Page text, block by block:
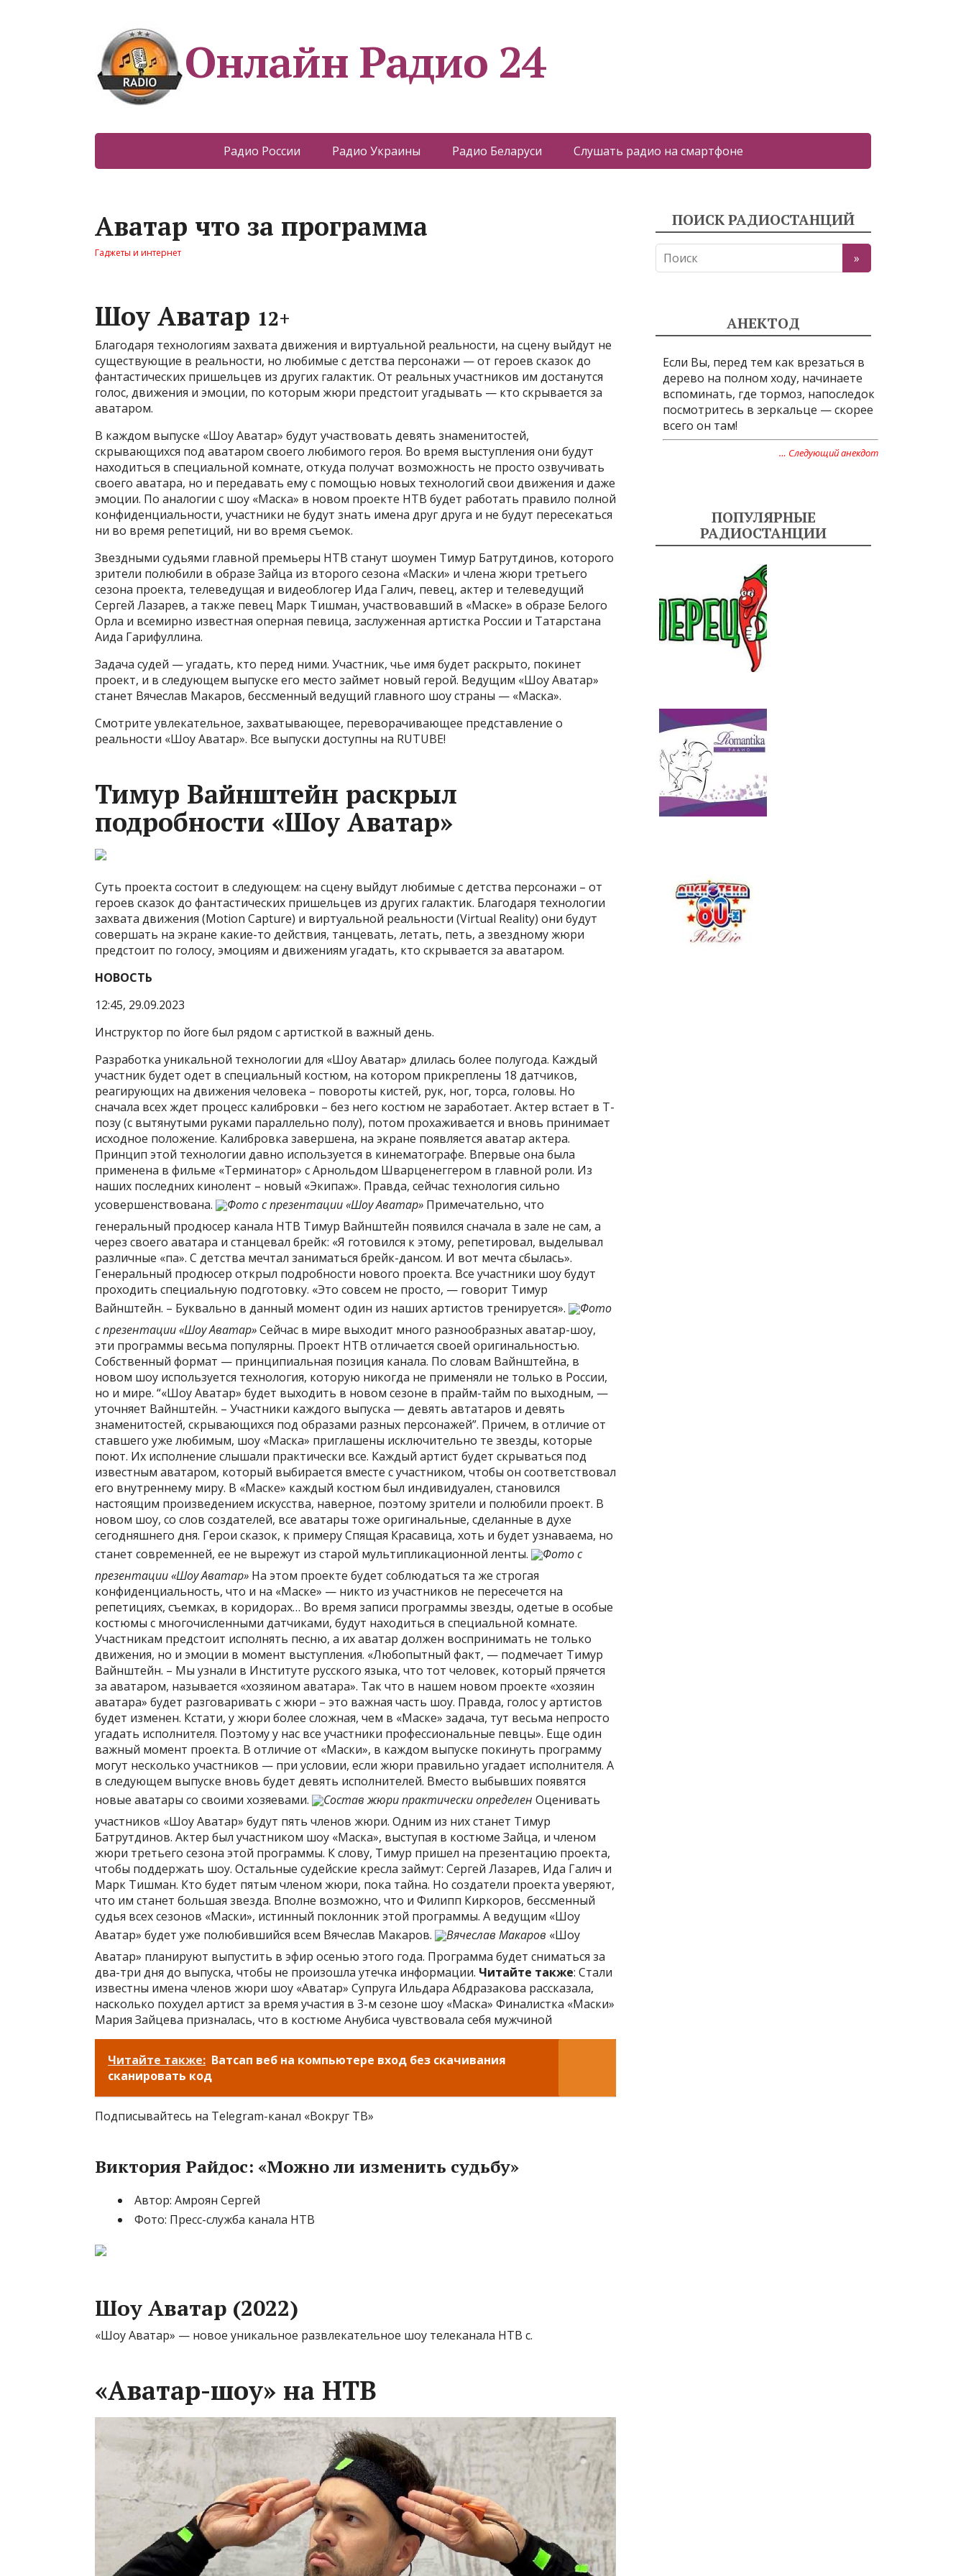
Онлайн Радио 24
Радио России Радио Украины Радио Беларуси Слушать радио на смартфоне
Аватар что за программа
Гаджеты и интернет
Шоу Аватар 12+
Благодаря технологиям захвата движения и виртуальной реальности, на сцену выйдут не
существующие в реальности, но любимые с детства персонажи — от героев сказок до
фантастических пришельцев из других галактик. От реальных участников им достанутся
голос, движения и эмоции, по которым жюри предстоит угадывать — кто скрывается за
аватаром.
В каждом выпуске «Шоу Аватар» будут участвовать девять знаменитостей,
скрывающихся под аватаром своего любимого героя. Во время выступления они будут
находиться в специальной комнате, откуда получат возможность не просто озвучивать
своего аватара, но и передавать ему с помощью новых технологий свои движения и даже
эмоции. По аналогии с шоу «Маска» в новом проекте НТВ будет работать правило полной
конфиденциальности, участники не будут знать имена друг друга и не будут пересекаться
ни во время репетиций, ни во время съемок.
Звездными судьями главной премьеры НТВ станут шоумен Тимур Батрутдинов, которого
зрители полюбили в образе Зайца из второго сезона «Маски» и члена жюри третьего
сезона проекта, телеведущая и видеоблогер Ида Галич, певец, актер и телеведущий
Сергей Лазарев, а также певец Марк Тишман, участвовавший в «Маске» в образе Белого
Орла и всемирно известная оперная певица, заслуженная артистка России и Татарстана
Аида Гарифуллина.
Задача судей — угадать, кто перед ними. Участник, чье имя будет раскрыто, покинет
проект, и в следующем выпуске его место займет новый герой. Ведущим «Шоу Аватар»
станет Вячеслав Макаров, бессменный ведущий главного шоу страны — «Маска».
Смотрите увлекательное, захватывающее, переворачивающее представление о
реальности «Шоу Аватар». Все выпуски доступны на RUTUBE!
Тимур Вайнштейн раскрыл
подробности «Шоу Аватар»
Суть проекта состоит в следующем: на сцену выйдут любимые с детства персонажи – от
героев сказок до фантастических пришельцев из других галактик. Благодаря технологии
захвата движения (Motion Capture) и виртуальной реальности (Virtual Reality) они будут
совершать на экране какие-то действия, танцевать, летать, петь, а звездному жюри
предстоит по голосу, эмоциям и движениям угадать, кто скрывается за аватаром.
НОВОСТЬ
12:45, 29.09.2023
Инструктор по йоге был рядом с артисткой в важный день.
Разработка уникальной технологии для «Шоу Аватар» длилась более полугода. Каждый
участник будет одет в специальный костюм, на котором прикреплены 18 датчиков,
реагирующих на движения человека – повороты кистей, рук, ног, торса, головы. Но
сначала всех ждет процесс калибровки – без него костюм не заработает. Актер встает в Т-
позу (с вытянутыми руками параллельно полу), потом прохаживается и вновь принимает
исходное положение. Калибровка завершена, на экране появляется аватар актера.
Принцип этой технологии давно используется в кинематографе. Впервые она была
применена в фильме «Терминатор» с Арнольдом Шварценеггером в главной роли. Из
наших последних кинолент – новый «Экипаж». Правда, сейчас технология сильно
усовершенствована.
Фото с презентации «Шоу Аватар» Примечательно, что
генеральный продюсер канала НТВ Тимур Вайнштейн появился сначала в зале не сам, а
через своего аватара и станцевал брейк: «Я готовился к этому, репетировал, выделывал
различные «па». С детства мечтал заниматься брейк-дансом. И вот мечта сбылась».
Генеральный продюсер открыл подробности нового проекта. Все участники шоу будут
проходить специальную подготовку. «Это совсем не просто, — говорит Тимур
Вайнштейн. – Буквально в данный момент один из наших артистов тренируется».
Фото
с презентации «Шоу Аватар»Сейчас в мире выходит много разнообразных аватар-шоу,
эти программы весьма популярны. Проект НТВ отличается своей оригинальностью.
Собственный формат — принципиальная позиция канала. По словам Вайнштейна, в
новом шоу используется технология, которую никогда не применяли не только в России,
но и мире. “«Шоу Аватар» будет выходить в новом сезоне в прайм-тайм по выходным, —
уточняет Вайнштейн. – Участники каждого выпуска — девять автатаров и девять
знаменитостей, скрывающихся под образами разных персонажей”. Причем, в отличие от
ставшего уже любимым, шоу «Маска» приглашены исключительно те звезды, которые
поют. Их исполнение слышали практически все. Каждый артист будет скрываться под
известным аватаром, который выбирается вместе с участником, чтобы он соответствовал
его внутреннему миру. В «Маске» каждый костюм был индивидуален, становился
настоящим произведением искусства, наверное, поэтому зрители и полюбили проект. В
новом шоу, со слов создателей, все аватары тоже оригинальные, сделанные в духе
сегодняшнего дня. Герои сказок, к примеру Спящая Красавица, хоть и будет узнаваема, но
станет современней, ее не вырежут из старой мультипликационной ленты.
Фото с
презентации «Шоу Аватар» На этом проекте будет соблюдаться та же строгая
конфиденциальность, что и на «Маске» — никто из участников не пересечется на
репетициях, съемках, в коридорах… Во время записи программы звезды, одетые в особые
костюмы с многочисленными датчиками, будут находиться в специальной комнате.
Участникам предстоит исполнять песню, а их аватар должен воспринимать не только
движения, но и эмоции в момент выступления. «Любопытный факт, — подмечает Тимур
Вайнштейн. – Мы узнали в Институте русского языка, что тот человек, который прячется
за аватаром, называется «хозяином аватара». Так что в нашем новом проекте «хозяин
аватара» будет разговаривать с жюри – это важная часть шоу. Правда, голос у артистов
будет изменен. Кстати, у жюри более сложная, чем в «Маске» задача, тут весьма непросто
угадать исполнителя. Поэтому у нас все участники профессиональные певцы». Еще один
важный момент проекта. В отличие от «Маски», в каждом выпуске покинуть программу
могут несколько участников — при условии, если жюри правильно угадает исполнителя. А
в следующем выпуске вновь будет девять исполнителей. Вместо выбывших появятся
новые аватары со своими хозяевами.
Состав жюри практически определен Оценивать
участников «Шоу Аватар» будут пять членов жюри. Одним из них станет Тимур
Батрутдинов. Актер был участником шоу «Маска», выступая в костюме Зайца, и членом
жюри третьего сезона этой программы. К слову, Тимур пришел на презентацию проекта,
чтобы поддержать шоу. Остальные судейские кресла займут: Сергей Лазарев, Ида Галич и
Марк Тишман. Кто будет пятым членом жюри, пока тайна. Но создатели проекта уверяют,
что им станет большая звезда. Вполне возможно, что и Филипп Киркоров, бессменный
судья всех сезонов «Маски», истинный поклонник этой программы. А ведущим «Шоу
Аватар» будет уже полюбившийся всем Вячеслав Макаров.
Вячеслав Макаров «Шоу
Аватар» планируют выпустить в эфир осенью этого года. Программа будет сниматься за
два-три дня до выпуска, чтобы не произошла утечка информации. Читайте также: Стали
известны имена членов жюри шоу «Аватар» Супруга Ильдара Абдразакова рассказала,
насколько похудел артист за время участия в 3-м сезоне шоу «Маска» Финалистка «Маски»
Мария Зайцева призналась, что в костюме Анубиса чувствовала себя мужчиной
Читайте также: Ватсап веб на компьютере вход без скачивания
сканировать код
Подписывайтесь на Telegram-канал «Вокруг ТВ»
Виктория Райдос: «Можно ли изменить судьбу»
Автор: Амроян Сергей
Фото: Пресс-служба канала НТВ
Шоу Аватар (2022)
«Шоу Аватар» — новое уникальное развлекательное шоу телеканала НТВ с.
«Аватар-шоу» на НТВ
ПОИСК РАДИОСТАНЦИЙ
АНЕКТОД
Если Вы, перед тем как врезаться в
дерево на полном ходу, начинаете
вспоминать, где тормоз, напоследок
посмотритесь в зеркальце — скорее
всего он там!
… Следующий анекдот
ПОПУЛЯРНЫЕ
РАДИОСТАНЦИИ